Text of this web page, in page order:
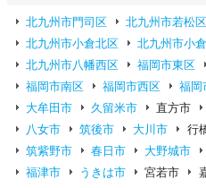
北九州市門司区 北九州市若松区
北九州市小倉北区
北九州市小
北九州市八幡西区
福岡市東区
福岡市南区
福岡市西区 福岡
大牟田市
久留米市 直方市
八女市
筑後市 大川市 行
筑紫野市
春日市 大野城市
福津市
うきは市 宮若市